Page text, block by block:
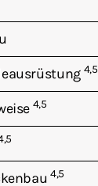
4,5
4,5
4,5